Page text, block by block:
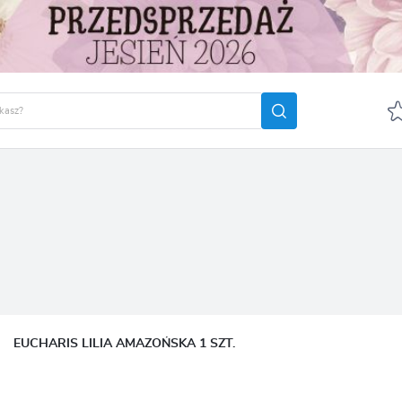
SIĘ
podgląd statusu
EUCHARIS LILIA AMAZOŃSKA 1 SZT.